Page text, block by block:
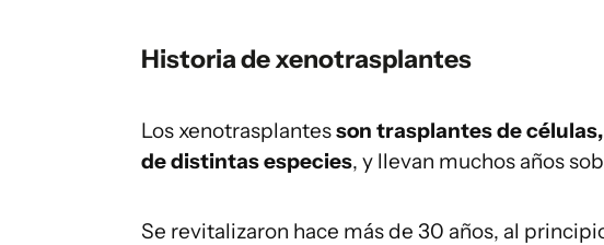
Historia de xenotrasplantes
Los xenotrasplantesson trasplantes de
de distintas especies, y llevan muchos años
Se revitalizaron hace más de 30 años, al